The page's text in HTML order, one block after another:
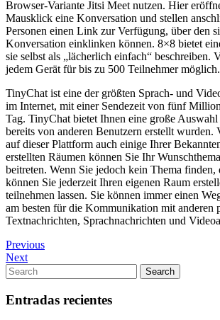
Browser-Variante Jitsi Meet nutzen. Hier
Mausklick eine Konversation und stellen
Personen einen Link zur Verfügung, über den
Konversation einklinken können. 8×8 bietet
sie selbst als „lächerlich einfach“ beschreiben.
jedem Gerät für bis zu 500 Teilnehmer möglich.
TinyChat ist eine der größten Sprach- und
im Internet, mit einer Sendezeit von fünf
Tag. TinyChat bietet Ihnen eine große
bereits von anderen Benutzern erstellt wurden.
auf dieser Plattform auch einige Ihrer
erstellten Räumen können Sie Ihr
beitreten. Wenn Sie jedoch kein Thema finden,
können Sie jederzeit Ihren eigenen Raum
teilnehmen lassen. Sie können immer einen
am besten für die Kommunikation mit anderen
Textnachrichten, Sprachnachrichten und
Navegación
de
Previous
Post
Previous
Next
Post
Next
Search
for:
Search
Entradas recientes